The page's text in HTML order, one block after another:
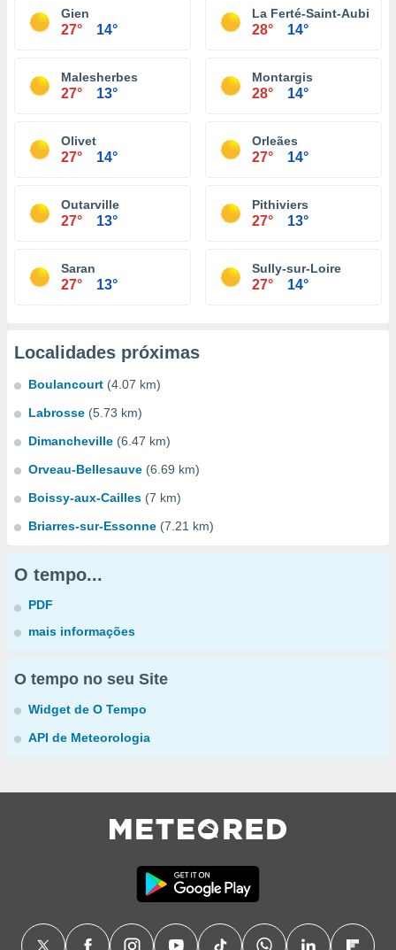
Gien
27° 14°
La Ferté-Saint-Aubin
28° 14°
Malesherbes
27° 13°
Montargis
28° 14°
Olivet
27° 14°
Orleães
27° 14°
Outarville
27° 13°
Pithiviers
27° 13°
Saran
27° 13°
Sully-sur-Loire
27° 14°
Localidades próximas
Boulancourt (4.07 km)
Labrosse (5.73 km)
Dimancheville (6.47 km)
Orveau-Bellesauve (6.69 km)
Boissy-aux-Cailles (7 km)
Briarres-sur-Essonne (7.21 km)
O tempo...
PDF
mais informações
O tempo no seu Site
Widget de O Tempo
API de Meteorologia